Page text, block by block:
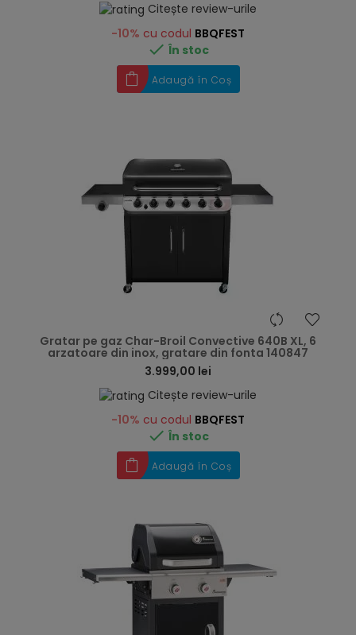
Citește review-urile
-10% cu codul BBQFEST
 În stoc
Adaugă în Coș
Gratar pe gaz Char-Broil Convective 640B XL, 6
arzatoare din inox, gratare din fonta 140847
3.999,00 lei
Citește review-urile
-10% cu codul BBQFEST
 În stoc
Adaugă în Coș